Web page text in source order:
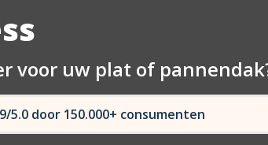
voor uw plat of
5.0 door 150.000+ consumenten